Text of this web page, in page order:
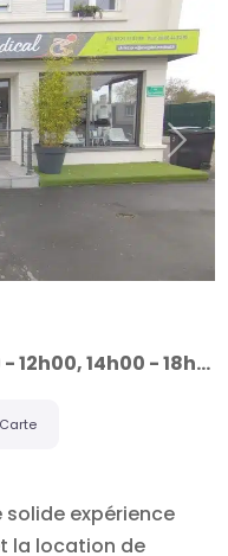
12h00, 14h00 - 18h00
Carte
expérience
la location de